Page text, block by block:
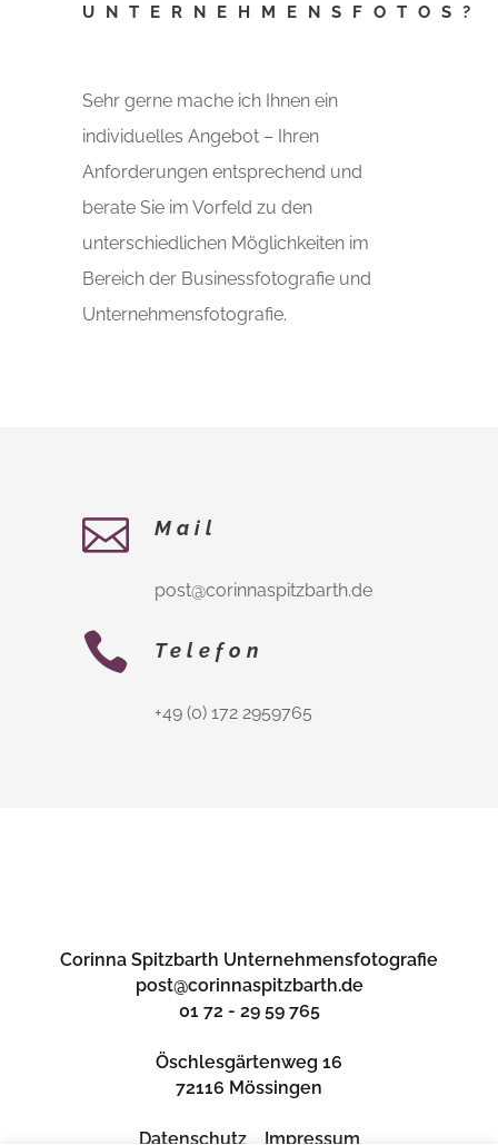
UNTERNEHMENSFOTOS?
Sehr gerne mache ich Ihnen ein
individuelles Angebot – Ihren
Anforderungen entsprechend und
berate Sie im Vorfeld zu den
unterschiedlichen Möglichkeiten im
Bereich der Businessfotografie und
Unternehmensfotografie.
Mail
post@corinnaspitzbarth.de
Telefon
+49 (0) 172 2959765
Corinna Spitzbarth Unternehmensfotografie
post@corinnaspitzbarth.de
01 72 - 29 59 765
Öschlesgärtenweg 16
72116 Mössingen
Datenschutz Impressum